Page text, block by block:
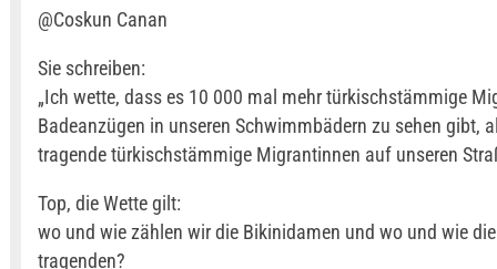
@Coskun Canan
Sie schreiben:
„Ich wette, dass es 10 000 mal mehr türkischstämmige
Badeanzügen in unseren Schwimmbädern zu sehen gibt,
tragende türkischstämmige Migrantinnen auf unseren
Top, die Wette gilt:
wo und wie zählen wir die Bikinidamen und wo und wie
tragenden?